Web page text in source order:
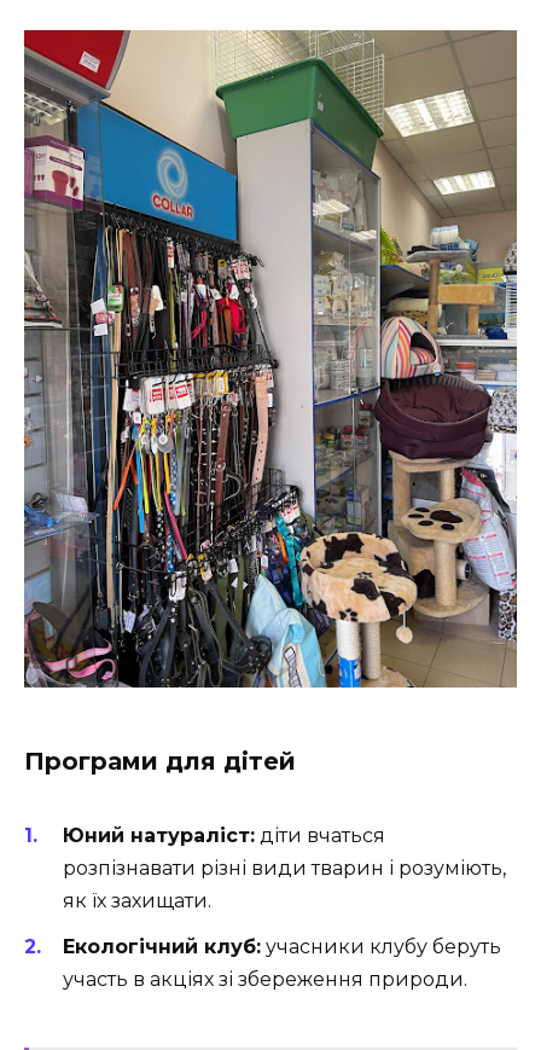
Програми для дітей
Юний натураліст: діти вчаться
розпізнавати різні види тварин і розуміють,
як їх захищати.
Екологічний клуб: учасники клубу беруть
участь в акціях зі збереження природи.